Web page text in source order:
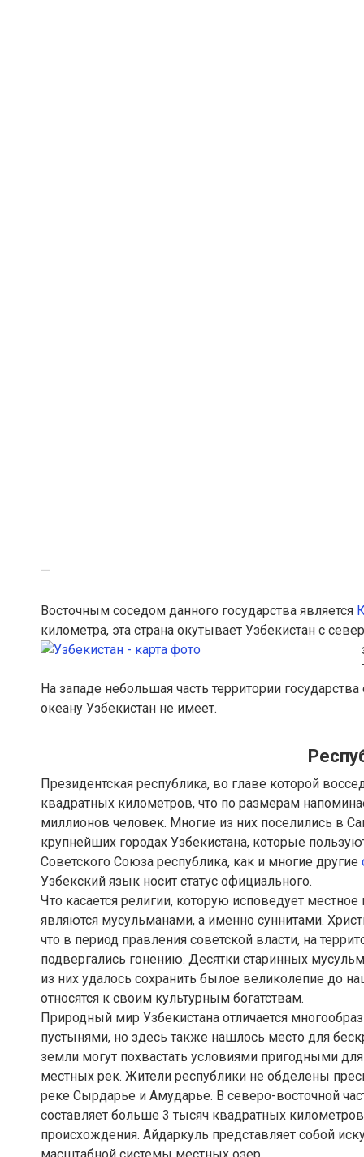
—
Восточным соседом данного государства является
километра, эта страна окутывает Узбекистан с
На западе небольшая часть территории
океану Узбекистан не имеет.
Президентская республика, во главе которой
квадратных километров, что по размерам
миллионов человек. Многие из них поселились в
крупнейших городах Узбекистана, которые
Советского Союза республика, как и многие другие
Узбекский язык носит статус официального.
Что касается религии, которую исповедует
являются мусульманами, а именно суннитами.
что в период правления советской власти, на
подвергались гонению. Десятки старинных
из них удалось сохранить былое великолепие до
относятся к своим культурным богатствам.
Природный мир Узбекистана отличается
пустынями, но здесь также нашлось место для
земли могут похвастать условиями пригодными
местных рек. Жители республики не обделены
реке Сырдарье и Амударье. В северо-восточной
составляет больше 3 тысяч квадратных
происхождения. Айдаркуль представляет собой